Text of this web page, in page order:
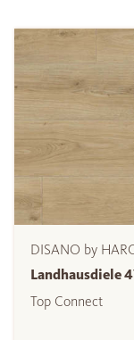
DISANO by
Landhausdiele
Top Connect